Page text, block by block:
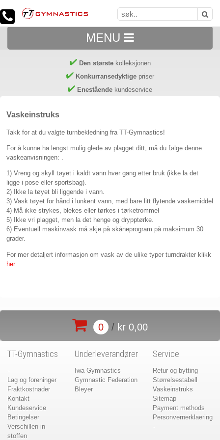
MENU
Den størstekolleksjonen
Konkurransedyktigepriser
Enestående kundeservice
Vaskeinstruks
Takk for at du valgte turnbekledning fra TT-Gymnastics!
For å kunne ha lengst mulig glede av plagget ditt, må du følge denne
vaskeanvisningen: .
1) Vreng og skyll tøyet i kaldt vann hver gang etter bruk (ikke la det
ligge i pose eller sportsbag).
2) Ikke la tøyet bli liggende i vann.
3) Vask tøyet for hånd i lunkent vann, med bare litt flytende vaskemiddel
4) Må ikke strykes, blekes eller tørkes i tørketrommel
5) Ikke vri plagget, men la det henge og drypptørke.
6) Eventuell maskinvask må skje på skåneprogram på maksimum 30
grader.
For mer detaljert informasjon om vask av de ulike typer turndrakter klikk
her
0 / kr 0,00
TT-Gymnastics
-
Lag og foreninger
Fraktkostnader
Kontakt
Kundeservice
Betingelser
Verschillen in
stoffen
Underleverandører
Iwa Gymnastics
Gymnastic Federation
Bleyer
Service
Retur og bytting
Størrelsestabell
Vaskeinstruks
Sitemap
Payment methods
Personvernerklaering
-